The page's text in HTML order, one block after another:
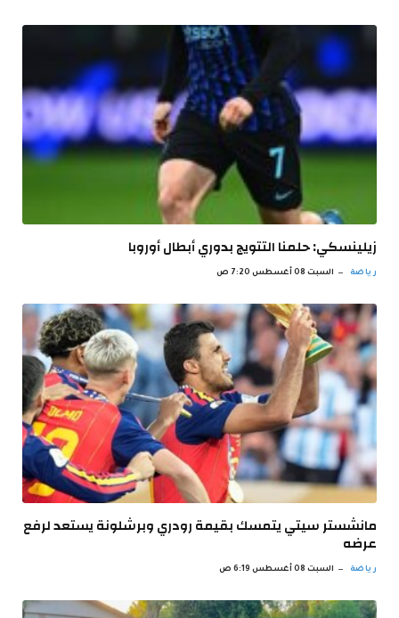
زيلينسكي: حلمنا التتويج بدوري أبطال أوروبا
رياضة السبت 08 أغسطس 7:20 ص
مانشستر سيتي يتمسك بقيمة رودري وبرشلونة يستعد لرفع
عرضه
رياضة السبت 08 أغسطس 6:19 ص